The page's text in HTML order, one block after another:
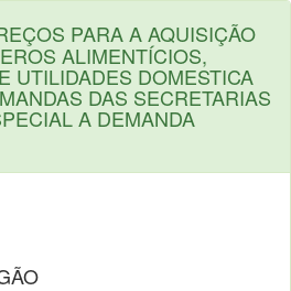
PARA A AQUISIÇÃO
ALIMENTÍCIOS,
UTILIDADES DOMESTICA
DAS SECRETARIAS
A DEMANDA